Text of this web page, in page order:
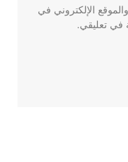
الإلكتروني في
في تعليقي.